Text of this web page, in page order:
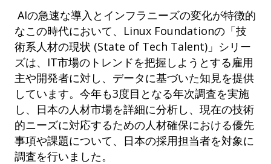
AIの急速な導入とインフラニーズの変化が特徴的
なこの時代において、Linux Foundationの「技
術系人材の現状 (State of Tech Talent)」シリー
ズは、IT市場のトレンドを把握しようとする雇用
主や開発者に対し、データに基づいた知見を提供
しています。今年も3度目となる年次調査を実施
し、日本の人材市場を詳細に分析し、現在の技術
的ニーズに対応するための人材確保における優先
事項や課題について、日本の採用担当者を対象に
調査を行いました。